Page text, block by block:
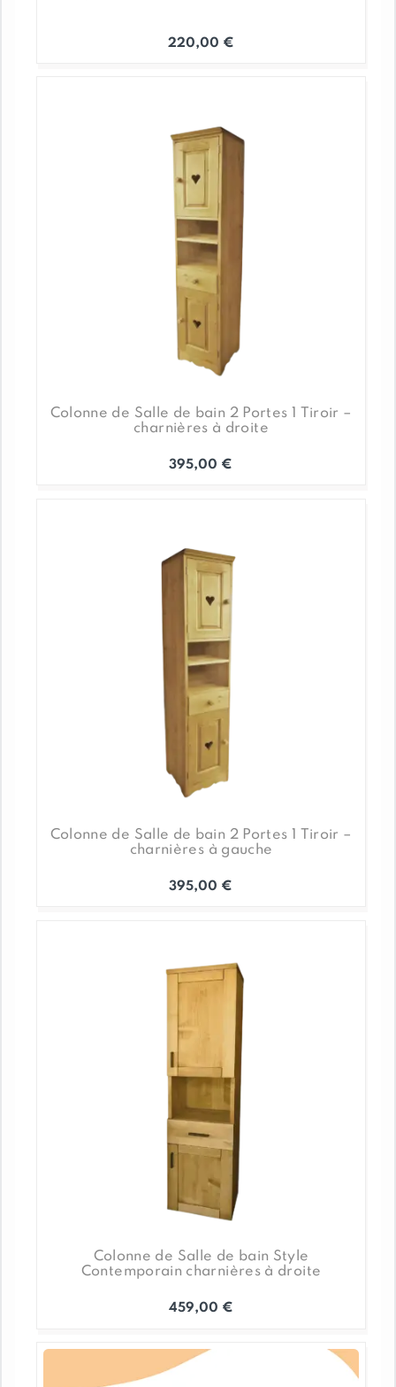
220,00 €
Colonne de Salle de bain 2 Portes 1 Tiroir –
charnières à droite
395,00 €
Colonne de Salle de bain 2 Portes 1 Tiroir –
charnières à gauche
395,00 €
Colonne de Salle de bain Style
Contemporain charnières à droite
459,00 €